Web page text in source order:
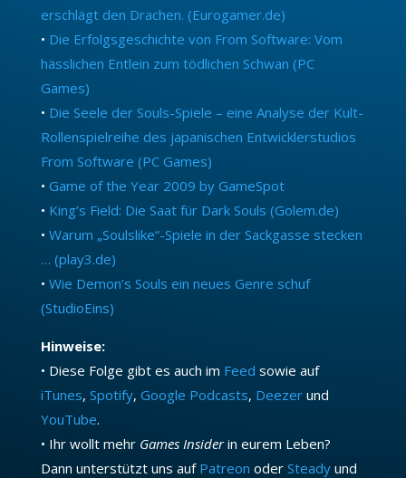
erschlägt den Drachen. (Eurogamer.de)
• Die Erfolgsgeschichte von From Software: Vom
hässlichen Entlein zum tödlichen Schwan (PC
Games)
• Die Seele der Souls-Spiele – eine Analyse der Kult-
Rollenspielreihe des japanischen Entwicklerstudios
From Software (PC Games)
• Game of the Year 2009 by GameSpot
• King’s Field: Die Saat für Dark Souls (Golem.de)
• Warum „Soulslike“-Spiele in der Sackgasse stecken
… (play3.de)
• Wie Demon’s Souls ein neues Genre schuf
(StudioEins)
Hinweise:
• Diese Folge gibt es auch im Feed sowie auf
iTunes, Spotify, Google Podcasts, Deezerund
YouTube.
• Ihr wollt mehr Games Insiderin eurem Leben?
Dann unterstützt uns auf Patreon oder Steadyund